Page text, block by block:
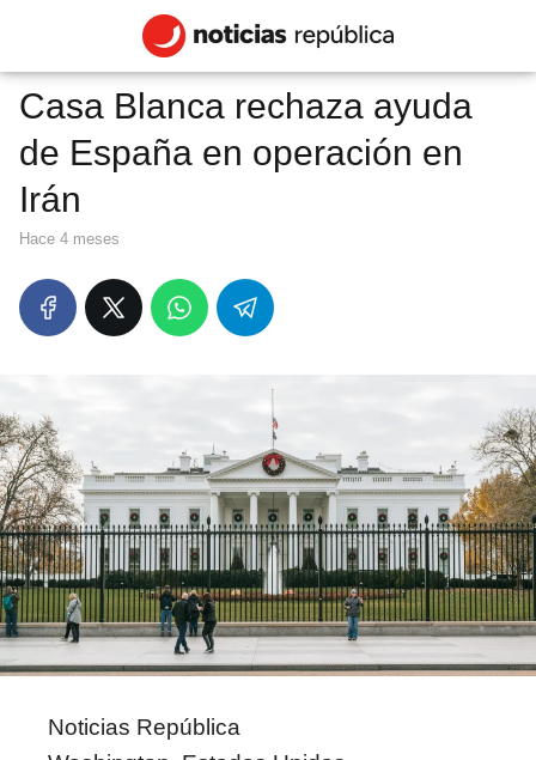
Casa Blanca rechaza ayuda
de España en operación en
Irán
hace 4 meses
Noticias República